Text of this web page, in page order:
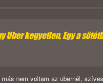
Uber kegyetlen, Egy a
nem voltam az ubernél,